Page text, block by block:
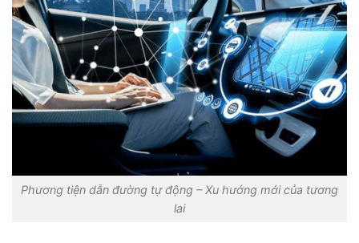
Phương tiện dẫn đường tự động – Xu hướng mới của tương
lai